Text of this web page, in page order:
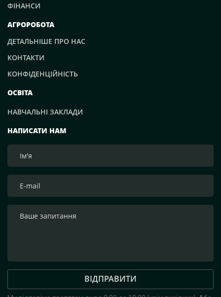
НАПИСАТИ НАМ
ВІДПРАВИТИ
ФІНАНСИ
АГРОРОБОТА
ДЕТАЛЬНІШЕ ПРО НАС
КОНТАКТИ
КОНФІДЕНЦІЙНІСТЬ
ОСВІТА
НАВЧАЛЬНІ ЗАКЛАДИ